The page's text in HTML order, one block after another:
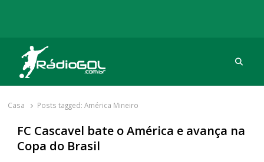
Rádio Gol
Há mais de 20 anos com as melhores coberturas
Casa Posts tagged:América Mineiro
FC Cascavel bate o América e avança na
Copa do Brasil